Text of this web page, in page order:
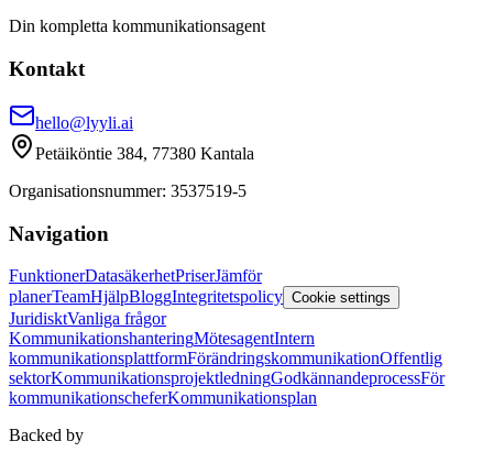
Din kompletta kommunikationsagent
Kontakt
hello@lyyli.ai
Petäiköntie 384, 77380 Kantala
Organisationsnummer: 3537519-5
Navigation
FunktionerDatasäkerhetPriserJämför
planerTeamHjälpBloggIntegritetspolicy Cookie settings
JuridisktVanliga frågor
KommunikationshanteringMötesagentIntern
kommunikationsplattformFörändringskommunikationOffentlig
sektorKommunikationsprojektledningGodkännandeprocessFör
kommunikationscheferKommunikationsplan
Backed by